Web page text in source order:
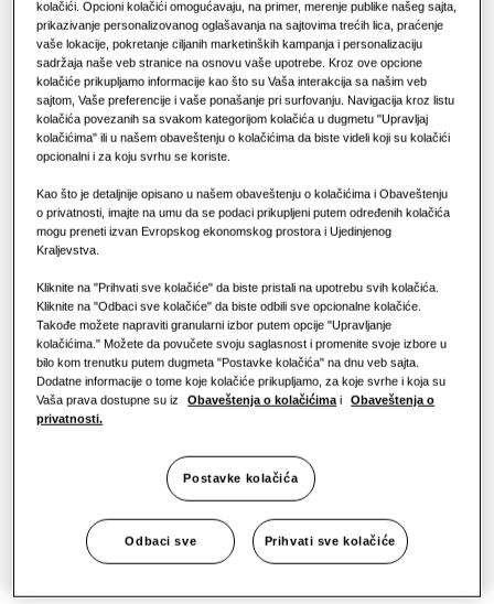
Rješenja za klimatizaciju
Kontrole
Prednosti toplotne pumpe
Šta je klima uređaj i kako radi?
KOMERCIJALNA RJEŠENJA
Hoteli
Maloprodaja
Restoran
Kancelarija
Održivost
One Samsung
KAPACITET: 50.4KW
DVM S2 Essential vanjska jedinica
AM180AXVDGH/EU
Dostupni kapacitet
28.0KW 33.6KW 40.0KW 45.0KW
50.4KW
Dostupna snaga
3 Faze
Zatražite ponudu
kolačići. Opcioni kolačići omogućavaju, na primer, merenje publike našeg sajta,
prikazivanje personalizovanog oglašavanja na sajtovima trećih lica, praćenje
vaše lokacije, pokretanje ciljanih marketinških kampanja i personalizaciju
sadržaja naše veb stranice na osnovu vaše upotrebe. Kroz ove opcione
kolačiće prikupljamo informacije kao što su Vaša interakcija sa našim veb
sajtom, Vaše preferencije i vaše ponašanje pri surfovanju. Navigacija kroz listu
kolačića povezanih sa svakom kategorijom kolačića u dugmetu "Upravljaj
kolačićima" ili u našem obaveštenju o kolačićima da biste videli koji su kolačići
opcionalni i za koju svrhu se koriste.
Kao što je detaljnije opisano u našem obaveštenju o kolačićima i Obaveštenju
o privatnosti, imajte na umu da se podaci prikupljeni putem određenih kolačića
mogu preneti izvan Evropskog ekonomskog prostora i Ujedinjenog
Kraljevstva.
Kliknite na "Prihvati sve kolačiće" da biste pristali na upotrebu svih kolačića.
Kliknite na "Odbaci sve kolačiće" da biste odbili sve opcionalne kolačiće.
Takođe možete napraviti granularni izbor putem opcije "Upravljanje
kolačićima." Možete da povučete svoju saglasnost i promenite svoje izbore u
bilo kom trenutku putem dugmeta "Postavke kolačića" na dnu veb sajta.
Dodatne informacije o tome koje kolačiće prikupljamo, za koje svrhe i koja su
Vaša prava dostupne su iz
Obaveštenja o kolačićima i
Obaveštenja o
privatnosti.
Postavke kolačića
Odbaci sve Prihvati sve kolačiće